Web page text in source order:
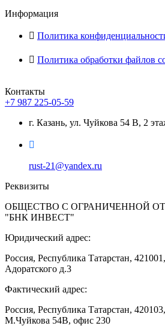
Информация
Политика
Политика обработки файлов
Контакты
+7 987 225-05-59
г. Казань, ул. Чуйкова 54 В, 2
rust-21@yandex.ru
Реквизиты
ОБЩЕСТВО С ОГРАНИЧЕННОЙ
"БНК ИНВЕСТ"
Юридический адрес:
Россия, Республика Татарстан,
Адоратского д.3
Фактический адрес:
Россия, Республика Татарстан,
М.Чуйкова 54В, офис 230